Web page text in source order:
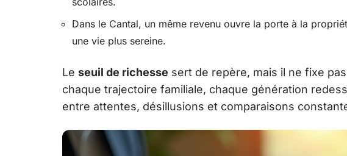
Dans le Cantal, un même revenu ouvre la porte à la
une vie plus sereine.
Le seuil de richesse sert de repère, mais il ne fixe
chaque trajectoire familiale, chaque génération
entre attentes, désillusions et comparaisons